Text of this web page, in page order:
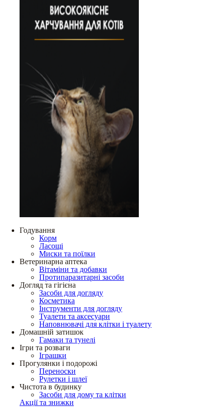
Годування
Корм
Ласощі
Миски та поїлки
Ветеринарна аптека
Вітаміни та добавки
Протипаразитарні засоби
Догляд та гігієна
Засоби для догляду
Косметика
Інструменти для догляду
Туалети та аксесуари
Наповнювачі для клітки і туалету
Домашній затишок
Гамаки та тунелі
Ігри та розваги
Іграшки
Прогулянки і подорожі
Переноски
Рулетки і шлеї
Чистота в будинку
Засоби для дому та клітки
Акції та знижки